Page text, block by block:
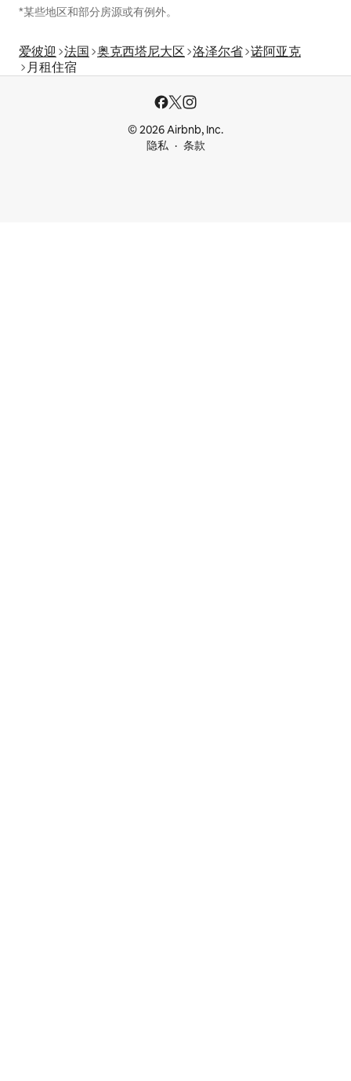
*某些地区和部分房源或有例外。
爱彼迎 法国 奥克西塔尼大区 洛泽尔省 诺阿亚克
月租住宿
© 2026 Airbnb, Inc.
隐私
条款